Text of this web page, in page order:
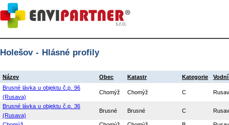
Holešov - Hlásné profily
Název Obec Katastr Kategorie
Brusné lávka u objektu č.p. 96
(Rusava)
Chomýž Chomýž C
Brusné lávka u objektu č.p. 36
(Rusava)
Brusné Brusné C